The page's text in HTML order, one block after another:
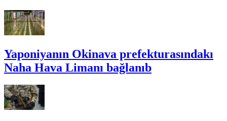
Yaponiyanın Okinava prefekturasındakı
Naha Hava Limanı bağlanıb